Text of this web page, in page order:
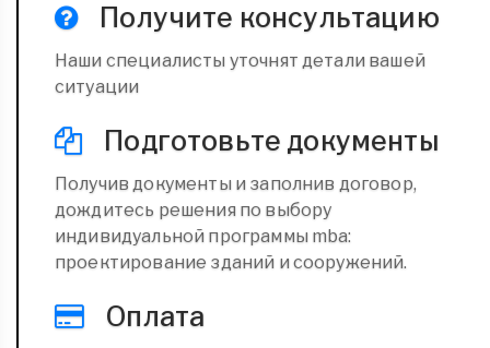
Получите консультацию
Наши специалисты уточнят детали вашей
ситуации
Подготовьте документы
Получив документы и заполнив договор,
дождитесь решения по выбору
индивидуальной программы mba:
проектирование зданий и сооружений.
Оплата